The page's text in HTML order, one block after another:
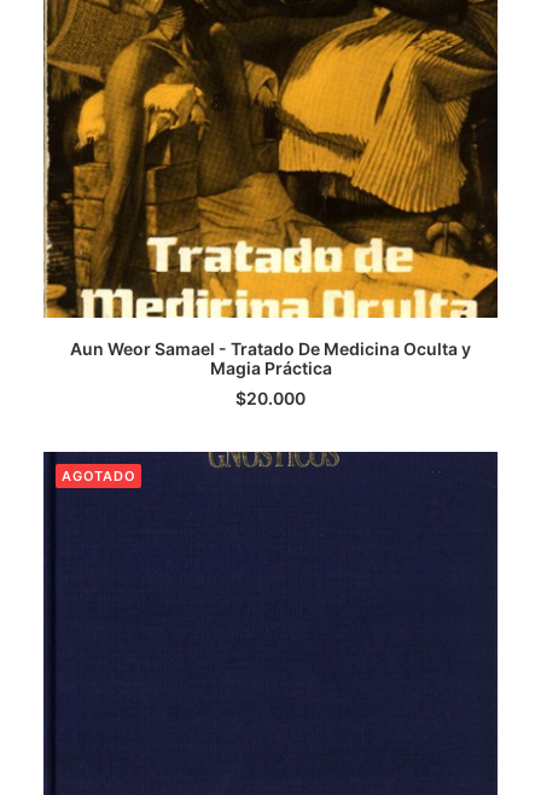
LEER MÁS
Aun Weor Samael - Tratado De Medicina Oculta y
Magia Práctica
$20.000
AGOTADO